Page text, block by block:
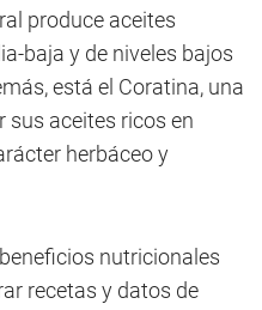
produce aceites
baja y de niveles bajos
está el Coratina, una
sus aceites ricos en
herbáceo y
nutricionales
recetas y datos de